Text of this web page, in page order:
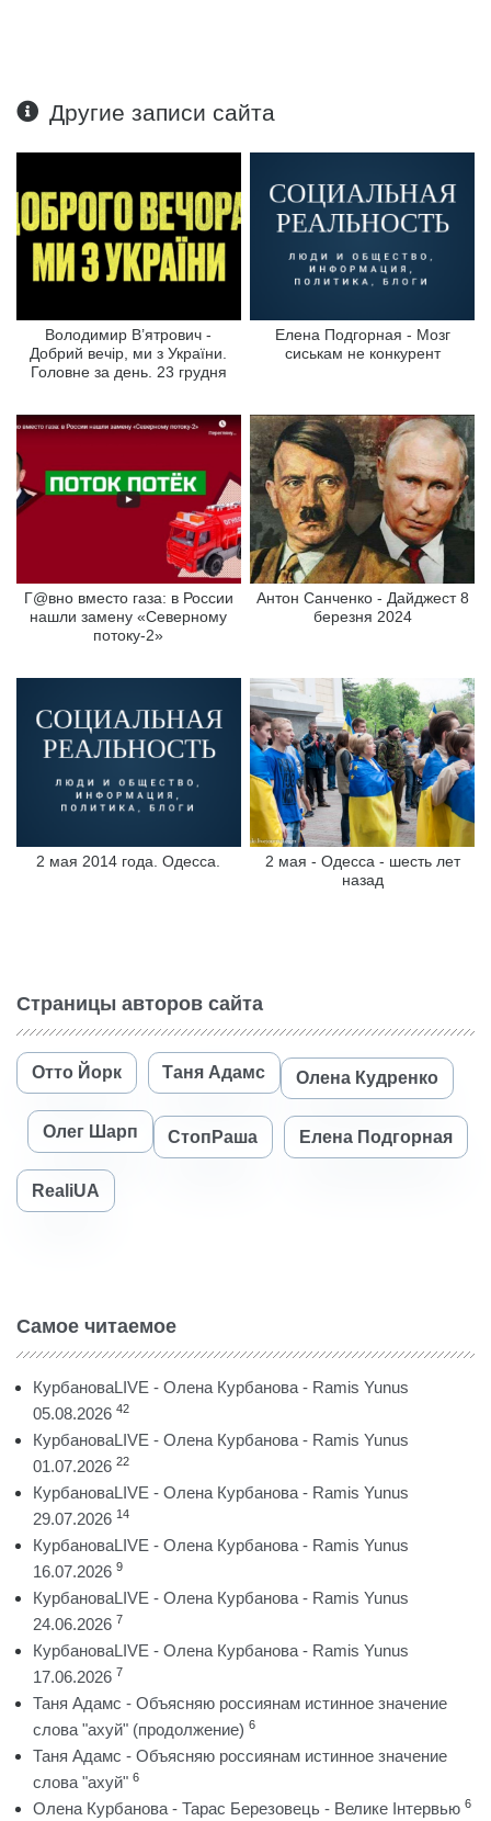
Другие записи сайта
Володимир В’ятрович -
Добрий вечір, ми з України.
Головне за день. 23 грудня
Елена Подгорная - Мозг
сиськам не конкурент
Г@вно вместо газа: в России
нашли замену «Северному
потоку-2»
Антон Санченко - Дайджест 8
березня 2024
2 мая 2014 года. Одесса.
2 мая - Одесса - шесть лет
назад
Страницы авторов сайта
Отто Йорк Таня Адамс Олена Кудренко
Олег Шарп СтопРаша Елена Подгорная
RealiUA
Самое читаемое
КурбановаLIVE - Олена Курбанова - Ramis Yunus
05.08.2026 42
КурбановаLIVE - Олена Курбанова - Ramis Yunus
01.07.2026 22
КурбановаLIVE - Олена Курбанова - Ramis Yunus
29.07.2026 14
КурбановаLIVE - Олена Курбанова - Ramis Yunus
16.07.2026 9
КурбановаLIVE - Олена Курбанова - Ramis Yunus
24.06.2026 7
КурбановаLIVE - Олена Курбанова - Ramis Yunus
17.06.2026 7
Таня Адамс - Объясняю россиянам истинное значение
слова "ахуй" (продолжение) 6
Таня Адамс - Объясняю россиянам истинное значение
слова "ахуй" 6
Олена Курбанова - Тарас Березовець - Велике Інтервью 6